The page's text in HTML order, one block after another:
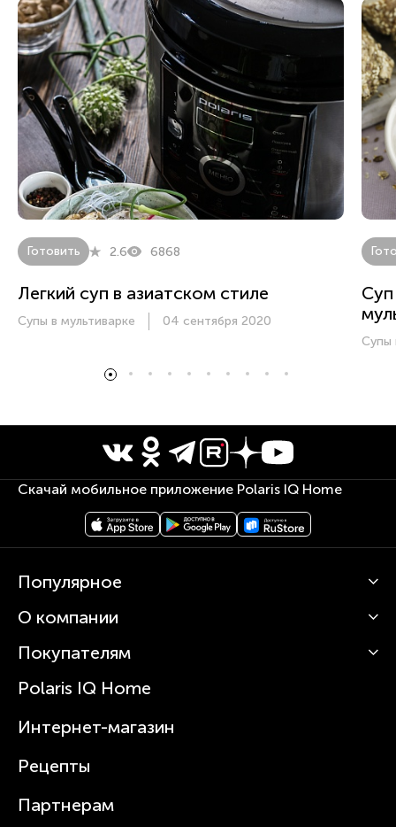
Готовить 2.6 6868
Легкий суп в азиатском стиле
Супы в мультиварке 04 сентября 2020
Супы
Скачай мобильное приложение Polaris IQ Home
Популярное
Кофемашины
Вертикальные пылесосы
Зубные щетки и ирригаторы
Увлажнители
Посуда
О компании
О Polaris
Статьи
Покупателям
Сервисные центры
Где купить
Polaris IQ Home
Интернет-магазин
Рецепты
Партнерам